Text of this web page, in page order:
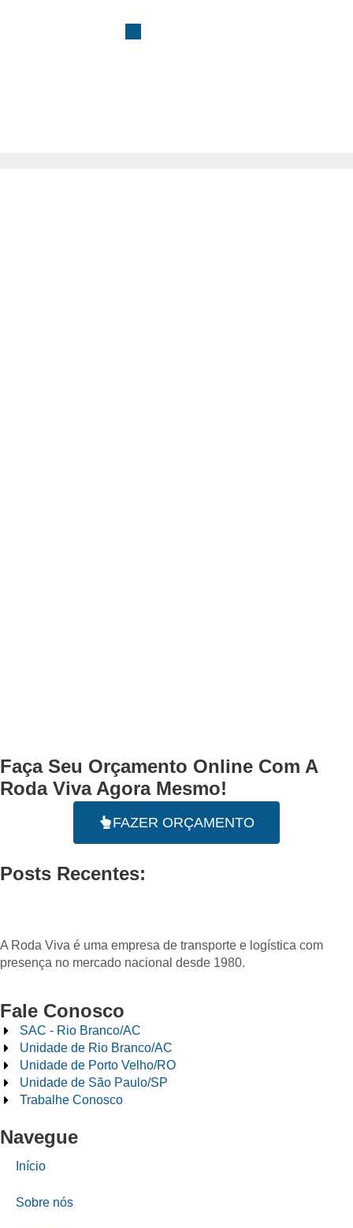
Faça Seu Orçamento Online Com A
Roda Viva Agora Mesmo!
FAZER ORÇAMENTO
Posts Recentes:
A Roda Viva é uma empresa de transporte e logística com
presença no mercado nacional desde 1980.
Fale Conosco
SAC - Rio Branco/AC
Unidade de Rio Branco/AC
Unidade de Porto Velho/RO
Unidade de São Paulo/SP
Trabalhe Conosco
Navegue
Início
Sobre nós